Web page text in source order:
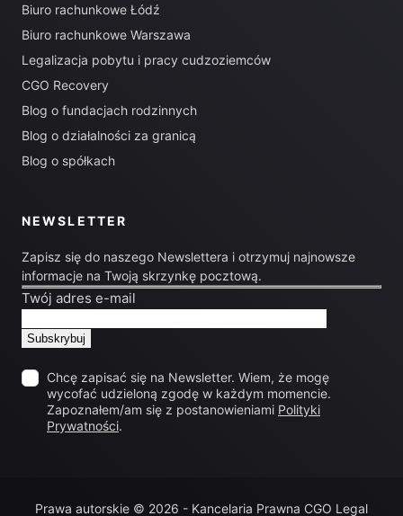
Biuro rachunkowe Łódź
Biuro rachunkowe Warszawa
Legalizacja pobytu i pracy cudzoziemców
CGO Recovery
Blog o fundacjach rodzinnych
Blog o działalności za granicą
Blog o spółkach
NEWSLETTER
Zapisz się do naszego Newslettera i otrzymuj najnowsze
informacje na Twoją skrzynkę pocztową.
Twój adres e-mail
Chcę zapisać się na Newsletter. Wiem, że mogę
wycofać udzieloną zgodę w każdym momencie.
Zapoznałem/am się z postanowieniami Polityki
Prywatności.
Prawa autorskie © 2026 - Kancelaria Prawna CGO Legal